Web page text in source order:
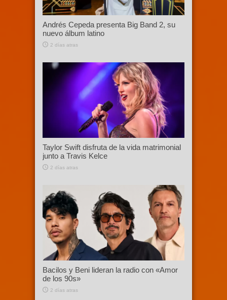
Andrés Cepeda presenta Big Band 2, su
nuevo álbum latino
2 días atras
Taylor Swift disfruta de la vida matrimonial
junto a Travis Kelce
2 días atras
Bacilos y Beni lideran la radio con «Amor
de los 90s»
2 días atras